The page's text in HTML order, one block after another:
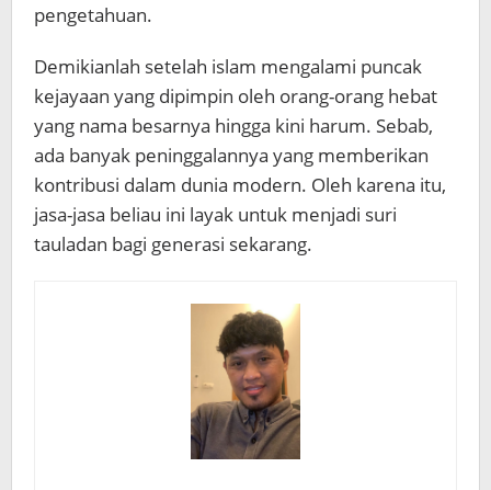
pengetahuan.
Demikianlah setelah islam mengalami puncak
kejayaan yang dipimpin oleh orang-orang hebat
yang nama besarnya hingga kini harum. Sebab,
ada banyak peninggalannya yang memberikan
kontribusi dalam dunia modern. Oleh karena itu,
jasa-jasa beliau ini layak untuk menjadi suri
tauladan bagi generasi sekarang.